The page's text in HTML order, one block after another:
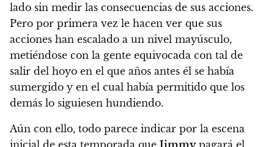
lado sin medir las consecuencias de sus acciones.
Pero por primera vez le hacen ver que sus
acciones han escalado a un nivel mayúsculo,
metiéndose con la gente equivocada con tal de
salir del hoyo en el que años antes él se había
sumergido y en el cual había permitido que los
demás lo siguiesen hundiendo.
Aún con ello, todo parece indicar por la escena
inicial de esta temporada que Jimmypagará el